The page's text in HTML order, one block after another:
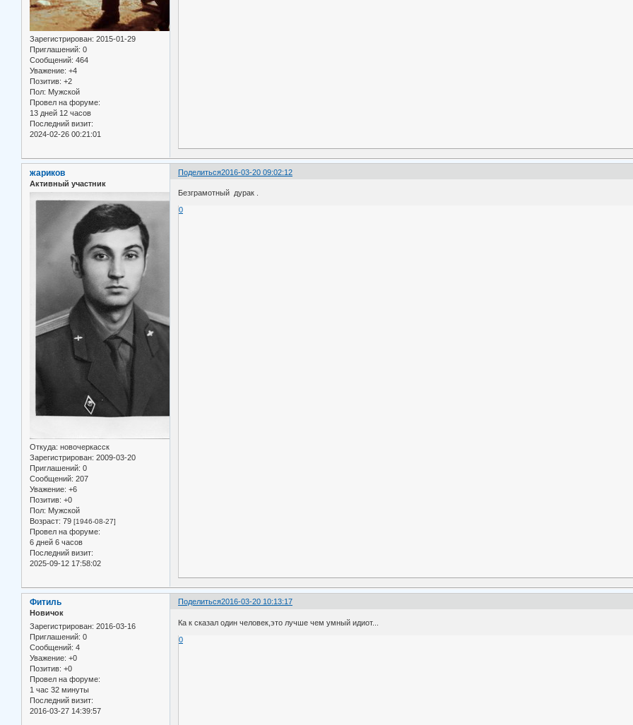
Зарегистрирован: 2015-01-29
Приглашений: 0
Сообщений: 464
Уважение: +4
Позитив: +2
Пол: Мужской
Провел на форуме:
13 дней 12 часов
Последний визит:
2024-02-26 00:21:01
Поделиться2016-03-20 09:02:12
жариков
Активный участник
Откуда: новочеркасск
Зарегистрирован: 2009-03-20
Приглашений: 0
Сообщений: 207
Уважение: +6
Позитив: +0
Пол: Мужской
Возраст: 79 [1946-08-27]
Провел на форуме:
6 дней 6 часов
Последний визит:
2025-09-12 17:58:02
Безграмотный дурак .
0
Поделиться2016-03-20 10:13:17
Фитиль
Новичок
Зарегистрирован: 2016-03-16
Приглашений: 0
Сообщений: 4
Уважение: +0
Позитив: +0
Провел на форуме:
1 час 32 минуты
Последний визит:
2016-03-27 14:39:57
Ка к сказал один человек,это лучше чем умный идиот...
0